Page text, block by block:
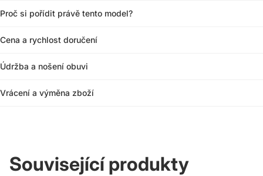
Proč si pořídit právě tento model?
Cena a rychlost doručení
Údržba a nošení obuvi
Vrácení a výměna zboží
Související produkty